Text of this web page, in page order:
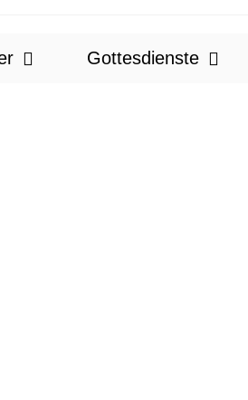
Gottesdienste